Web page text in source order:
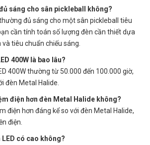
sáng cho sân pickleball không?
đủ sáng cho một sân pickleball tiêu
cần tính toán số lượng đèn cần thiết dựa
tiêu chuẩn chiếu sáng.
400W là bao lâu?
400W thường từ 50.000 đến 100.000 giờ,
đèn Metal Halide.
điện hơn đèn Metal Halide không?
điện hơn đáng kể so với đèn Metal Halide,
điện.
có cao không?